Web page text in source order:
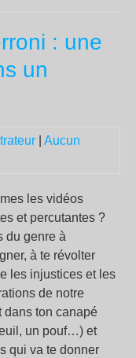
: une
un
Aucun
les vidéos
et percutantes ?
du genre à
à te révolter
les injustices et les
de notre
dans ton canapé
un pouf…) et
qui va te donner